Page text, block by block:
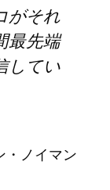
がそれ
最先端
してい
・ノイマン